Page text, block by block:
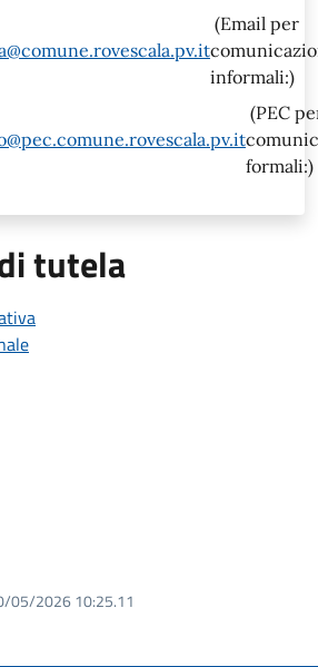
(Email per
informali:)
(PEC
formali:)
tutela
05/2026 10:25.11